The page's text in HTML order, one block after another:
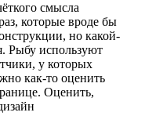
смысла
которые вроде бы
но какой-
Рыбу используют
у которых
как-то оценить
Оценить,